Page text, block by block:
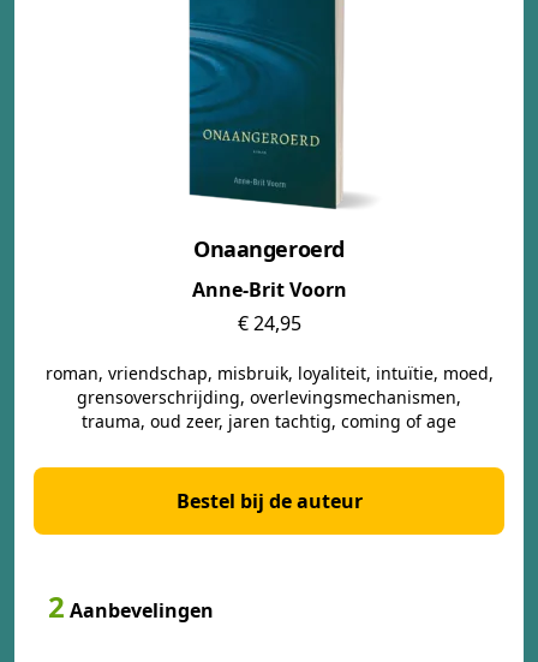
Onaangeroerd
Anne-Brit Voorn
€ 24,95
roman, vriendschap, misbruik, loyaliteit, intuïtie, moed,
grensoverschrijding, overlevingsmechanismen,
trauma, oud zeer, jaren tachtig, coming of age
Bestel bij de auteur
2 Aanbevelingen